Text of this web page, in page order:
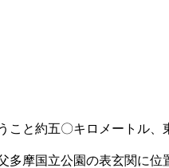
と約五〇キロメートル、
摩国立公園の表玄関に位